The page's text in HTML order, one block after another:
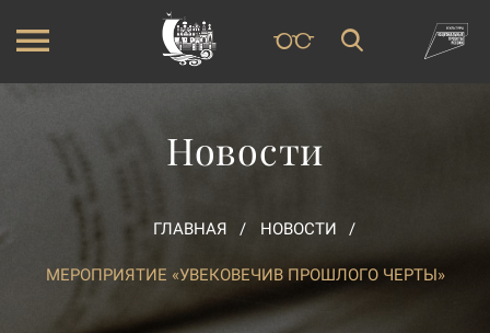
Новости
ГЛАВНАЯ НОВОСТИ
МЕРОПРИЯТИЕ «УВЕКОВЕЧИВ ПРОШЛОГО ЧЕРТЫ»